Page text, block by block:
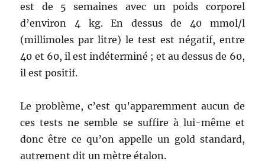
est de 5 semaines avec un poids corporel
d’environ 4 kg. En dessus de 40 mmol/l
(millimoles par litre) le test est négatif, entre
40 et 60, il est indéterminé ; et au dessus de 60,
il est positif.
Le problème, c’est qu’apparemment aucun de
ces tests ne semble se suffire à lui-même et
donc être ce qu’on appelle un gold standard,
autrement dit un mètre étalon.